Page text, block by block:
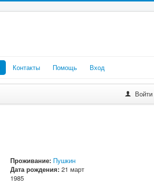
Контакты Помощь Вход
Войти
Проживание: Пушкин
Дата рождения: 21 март
1985